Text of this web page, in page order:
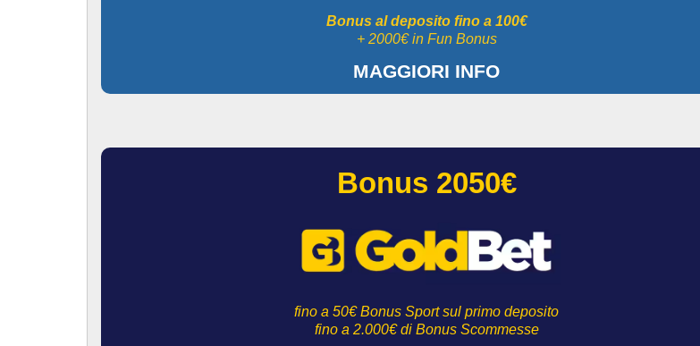
Bonus al deposito fino a 100€
+ 2000€ in Fun Bonus
MAGGIORI INFO
Bonus 2050€
fino a 50€ Bonus Sport sul primo deposito
fino a 2.000€ di Bonus Scommesse